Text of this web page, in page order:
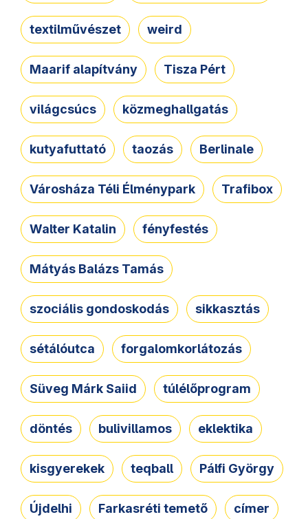
textilművészet weird
Maarif alapítvány Tisza Pért
világcsúcs közmeghallgatás
kutyafuttató taozás Berlinale
Városháza Téli Élménypark Trafibox
Walter Katalin fényfestés
Mátyás Balázs Tamás
szociális gondoskodás sikkasztás
sétálóutca forgalomkorlátozás
Süveg Márk Saiid túlélőprogram
döntés bulivillamos eklektika
kisgyerekek teqball Pálfi György
Újdelhi Farkasréti temető címer